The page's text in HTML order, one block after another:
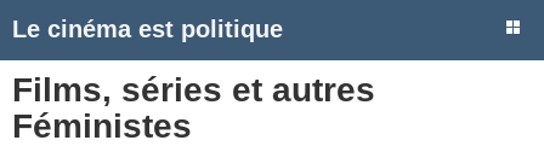
Le cinéma est politique
Films, séries et autres
Féministes